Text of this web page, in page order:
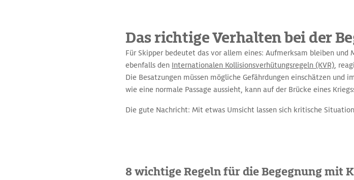
Das richtige Verhalten bei der
Für Skipper bedeutet das vor allem eines: Aufmerksam bleiben
ebenfalls den Internationalen Kollisionsverhütungsregeln (KVR),
Die Besatzungen müssen mögliche Gefährdungen einschätzen und
wie eine normale Passage aussieht, kann auf der Brücke eines
Die gute Nachricht: Mit etwas Umsicht lassen sich kritische
8 wichtige Regeln für die Begegnung mit